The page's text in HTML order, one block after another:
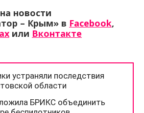
новости
– Крым» в Facebook,
или Вконтакте